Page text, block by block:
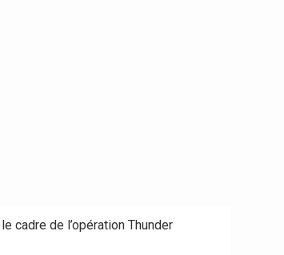
cadre de l’opération Thunder